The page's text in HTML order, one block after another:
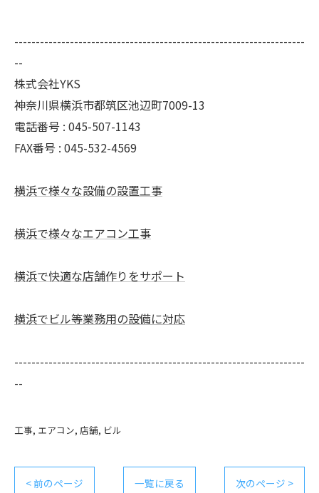
--------------------------------------------------------------------
--
株式会社YKS
神奈川県横浜市都筑区池辺町7009-13
電話番号 : 045-507-1143
FAX番号 : 045-532-4569
横浜で様々な設備の設置工事
横浜で様々なエアコン工事
横浜で快適な店舗作りをサポート
横浜でビル等業務用の設備に対応
--------------------------------------------------------------------
--
工事 エアコン 店舗 ビル
< 前のページ 一覧に戻る 次のページ >